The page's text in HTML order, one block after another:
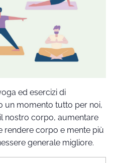
ed esercizi di
un momento tutto per noi,
nostro corpo, aumentare
rendere corpo e mente più
generale migliore.